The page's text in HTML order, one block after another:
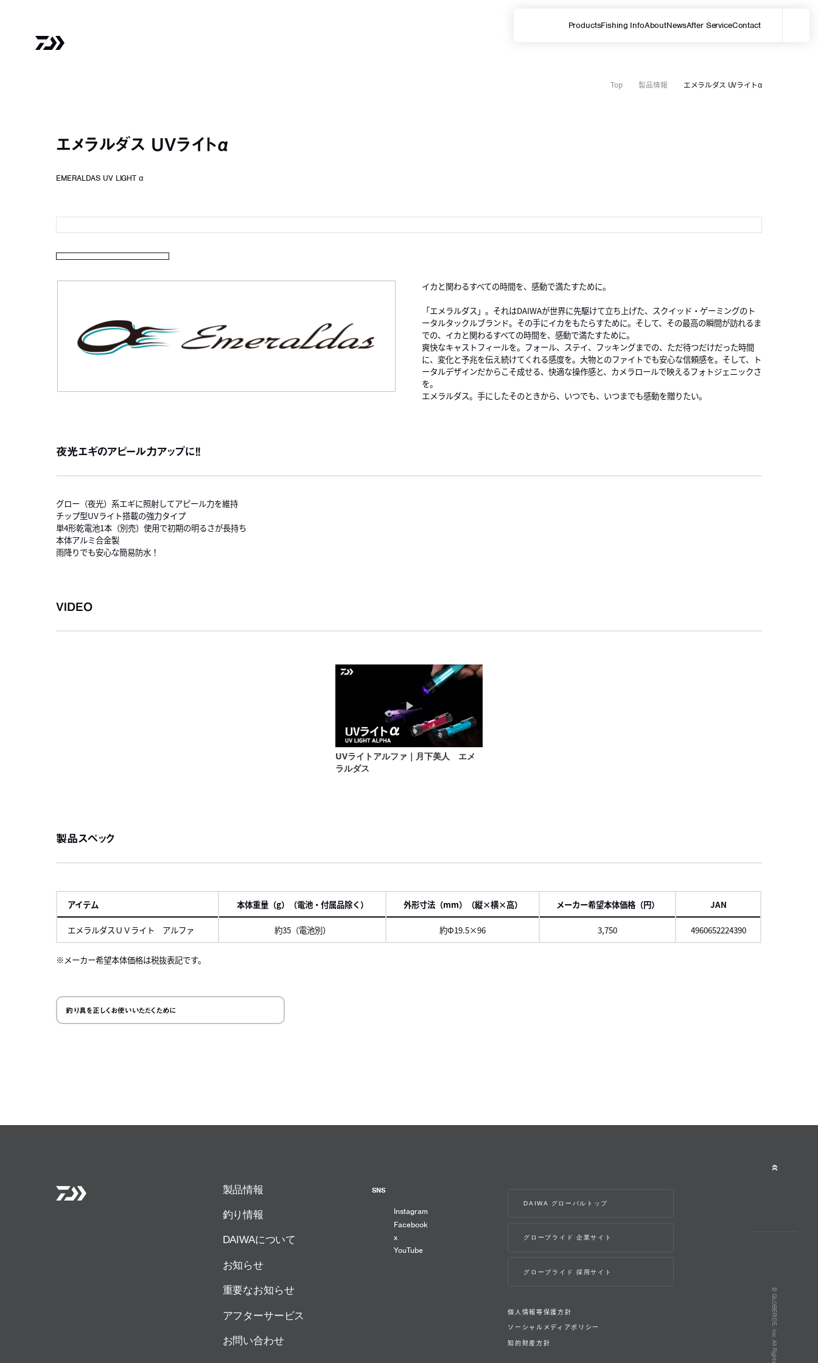
ProductsFishing InfoAboutNewsAfter ServiceContact
サイト内を検索する
Top 製品情報 エメラルダス UVライトα
エメラルダス UVライトα
EMERALDAS UV LIGHT α
イカと関わるすべての時間を、感動で満たすために。
「エメラルダス」。それはDAIWAが世界に先駆けて立ち上げた、スクイッド・ゲーミングのト
ータルタックルブランド。その手にイカをもたらすために。そして、その最高の瞬間が訪れるま
での、イカと関わるすべての時間を、感動で満たすために。
爽快なキャストフィールを。フォール、ステイ、フッキングまでの、ただ待つだけだった時間
に、変化と予兆を伝え続けてくれる感度を。大物とのファイトでも安心な信頼感を。そして、ト
ータルデザインだからこそ成せる、快適な操作感と、カメラロールで映えるフォトジェニックさ
を。
エメラルダス。手にしたそのときから、いつでも、いつまでも感動を贈りたい。
夜光エギのアピール力アップに！！
グロー（夜光）系エギに照射してアピール力を維持
チップ型UVライト搭載の強力タイプ
単4形乾電池1本（別売）使用で初期の明るさが長持ち
本体アルミ合金製
雨降りでも安心な簡易防水！
VIDEO
製品スペック
アイテム 本体重量（g）（電池・付属品除く） 外形寸法（mm）（縦×横×高） メーカー希望本体価格（円） JAN
エメラルダスＵＶライト アルファ 約35（電池別） 約Φ19.5×96 3,750 4960652224390
メーカー希望本体価格は税抜表記です。
釣り具を正しくお使いいただくために
製品情報
釣り情報
DAIWAについて
お知らせ
重要なお知らせ
アフターサービス
お問い合わせ
個人情報等保護方針
ソーシャルメディアポリシー
知的財産方針
SNS
Instagram
Facebook
x
YouTube
DAIWA グローバルトップ
グローブライド 企業サイト
グローブライド 採用サイト
© GLOBERIDE, Inc. All Rights Reserved.